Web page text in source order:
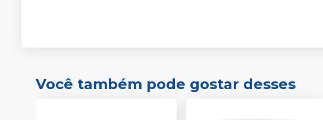
Você também pode gostar desses